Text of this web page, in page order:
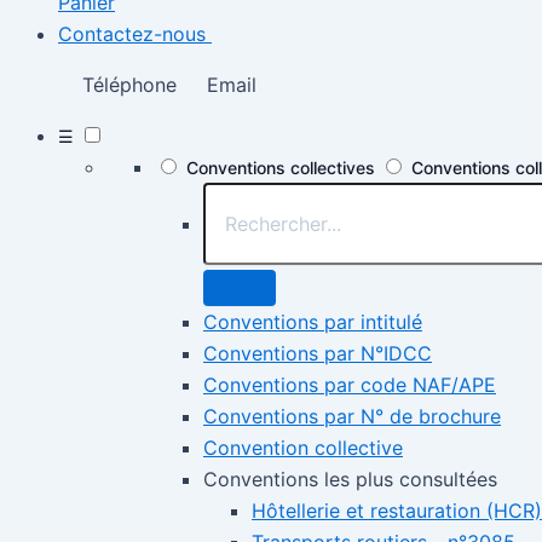
Contactez-nous
Téléphone Email
☰
Conventions collectives
Conventions
Conventions par intitulé
Conventions par N°IDCC
Conventions par code NAF/APE
Conventions par N° de brochure
Convention collective
Conventions les plus consultées
Hôtellerie et restauration (HCR)